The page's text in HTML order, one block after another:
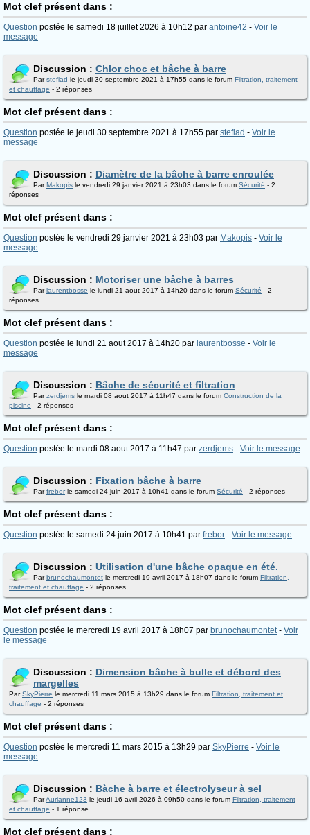
Mot clef présent dans :
Question postée le samedi 18 juillet 2026 à 10h12 par antoine42 - Voir le
message
Discussion : Chlor choc et bâche à barre
Parsteflad le jeudi 30 septembre 2021 à 17h55 dans le forum Filtration, traitement
et chauffage - 2 réponses
Mot clef présent dans :
Question postée le jeudi 30 septembre 2021 à 17h55 par steflad - Voir le
message
Discussion : Diamètre de la bâche à barre enroulée
ParMakopis le vendredi 29 janvier 2021 à 23h03 dans le forum Sécurité - 2
réponses
Mot clef présent dans :
Question postée le vendredi 29 janvier 2021 à 23h03 par Makopis - Voir le
message
Discussion : Motoriser une bâche à barres
Parlaurentbosse le lundi 21 aout 2017 à 14h20 dans le forum Sécurité - 2
réponses
Mot clef présent dans :
Question postée le lundi 21 aout 2017 à 14h20 par laurentbosse - Voir le
message
Discussion : Bâche de sécurité et filtration
Parzerdjems le mardi 08 aout 2017 à 11h47 dans le forum Construction de la
piscine - 2 réponses
Mot clef présent dans :
Question postée le mardi 08 aout 2017 à 11h47 par zerdjems - Voir le message
Discussion : Fixation bâche à barre
Parfreborle samedi 24 juin 2017 à 10h41 dans le forum Sécurité - 2 réponses
Mot clef présent dans :
Question postée le samedi 24 juin 2017 à 10h41 par frebor - Voir le message
Discussion : Utilisation d'une bâche opaque en été.
Parbrunochaumontet le mercredi 19 avril 2017 à 18h07 dans le forum Filtration,
traitement et chauffage - 2 réponses
Mot clef présent dans :
Question postée le mercredi 19 avril 2017 à 18h07 par brunochaumontet- Voir
le message
Discussion : Dimension bâche à bulle et débord des
margelles
ParSkyPierre le mercredi 11 mars 2015 à 13h29 dans le forum Filtration, traitement et
chauffage - 2 réponses
Mot clef présent dans :
Question postée le mercredi 11 mars 2015 à 13h29 par SkyPierre - Voir le
message
Discussion : Bàche à barre et électrolyseur à sel
ParAurianne123 le jeudi 16 avril 2026 à 09h50 dans le forum Filtration, traitement
et chauffage - 1 réponse
Mot clef présent dans :